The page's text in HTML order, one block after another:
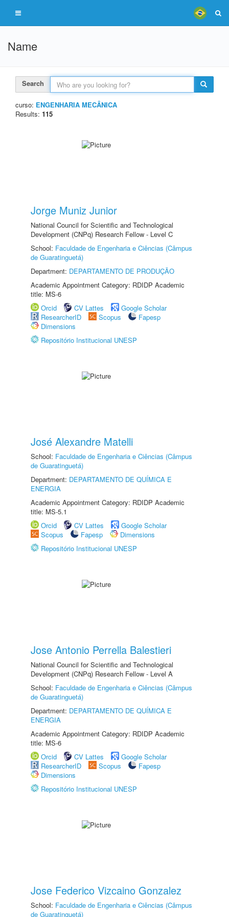
Name
Search
curso: ENGENHARIA MECÂNICA
Results: 115
Jorge Muniz Junior
National Council for Scientific and Technological
Development (CNPq) Research Fellow - Level C
School: Faculdade de Engenharia e Ciências (Câmpus
de Guaratinguetá)
Department: DEPARTAMENTO DE PRODUÇÃO
Academic Appointment Category: RDIDP Academic
title: MS-6
Orcid
CV Lattes
Google Scholar
ResearcherID
Scopus
Fapesp
Dimensions
Repositório Institucional UNESP
José Alexandre Matelli
School: Faculdade de Engenharia e Ciências (Câmpus
de Guaratinguetá)
Department: DEPARTAMENTO DE QUÍMICA E
ENERGIA
Academic Appointment Category: RDIDP Academic
title: MS-5.1
Orcid
CV Lattes
Google Scholar
Scopus
Fapesp
Dimensions
Repositório Institucional UNESP
Jose Antonio Perrella Balestieri
National Council for Scientific and Technological
Development (CNPq) Research Fellow - Level A
School: Faculdade de Engenharia e Ciências (Câmpus
de Guaratinguetá)
Department: DEPARTAMENTO DE QUÍMICA E
ENERGIA
Academic Appointment Category: RDIDP Academic
title: MS-6
Orcid
CV Lattes
Google Scholar
ResearcherID
Scopus
Fapesp
Dimensions
Repositório Institucional UNESP
Jose Federico Vizcaino Gonzalez
School: Faculdade de Engenharia e Ciências (Câmpus
de Guaratinguetá)